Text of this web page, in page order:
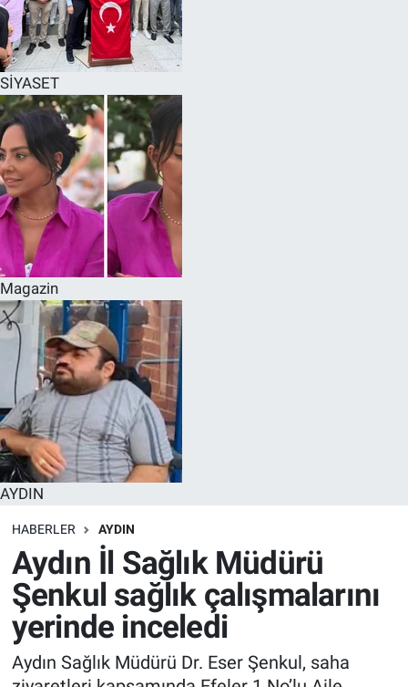
SİYASET
Magazin
AYDIN
HABERLER AYDIN
Aydın İl Sağlık Müdürü
Şenkul sağlık çalışmalarını
yerinde inceledi
Aydın Sağlık Müdürü Dr. Eser Şenkul, saha